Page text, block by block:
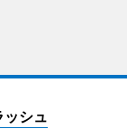
ッシュ